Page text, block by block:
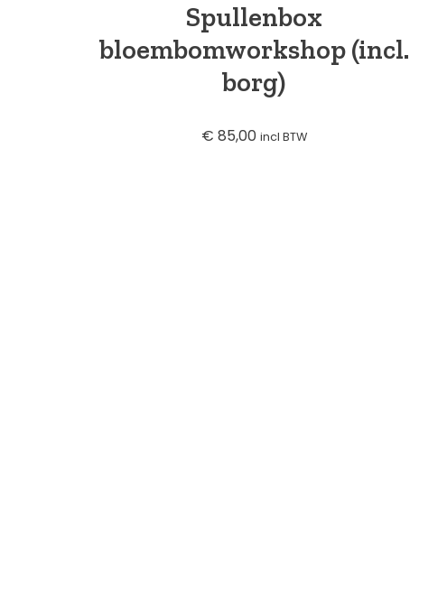
Spullenbox
bloembomworkshop (incl.
borg)
€ 85,00 incl BTW